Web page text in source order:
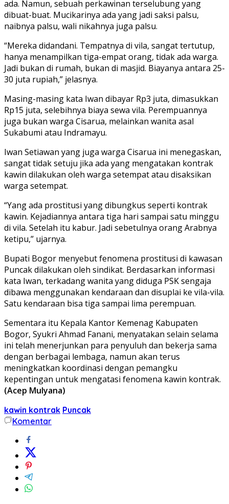
ada. Namun, sebuah perkawinan terselubung yang
dibuat-buat. Mucikarinya ada yang jadi saksi palsu,
naibnya palsu, wali nikahnya juga palsu.
“Mereka didandani. Tempatnya di vila, sangat tertutup,
hanya menampilkan tiga-empat orang, tidak ada warga.
Jadi bukan di rumah, bukan di masjid. Biayanya antara 25-
30 juta rupiah,” jelasnya.
Masing-masing kata Iwan dibayar Rp3 juta, dimasukkan
Rp15 juta, selebihnya biaya sewa vila. Perempuannya
juga bukan warga Cisarua, melainkan wanita asal
Sukabumi atau Indramayu.
Iwan Setiawan yang juga warga Cisarua ini menegaskan,
sangat tidak setuju jika ada yang mengatakan kontrak
kawin dilakukan oleh warga setempat atau disaksikan
warga setempat.
“Yang ada prostitusi yang dibungkus seperti kontrak
kawin. Kejadiannya antara tiga hari sampai satu minggu
di vila. Setelah itu kabur. Jadi sebetulnya orang Arabnya
ketipu,” ujarnya.
Bupati Bogor menyebut fenomena prostitusi di kawasan
Puncak dilakukan oleh sindikat. Berdasarkan informasi
kata Iwan, terkadang wanita yang diduga PSK sengaja
dibawa menggunakan kendaraan dan disuplai ke vila-vila.
Satu kendaraan bisa tiga sampai lima perempuan.
Sementara itu Kepala Kantor Kemenag Kabupaten
Bogor, Syukri Ahmad Fanani, menyatakan selain selama
ini telah menerjunkan para penyuluh dan bekerja sama
dengan berbagai lembaga, namun akan terus
meningkatkan koordinasi dengan pemangku
kepentingan untuk mengatasi fenomena kawin kontrak.
(Acep Mulyana)
kawin kontrak Puncak
Komentar